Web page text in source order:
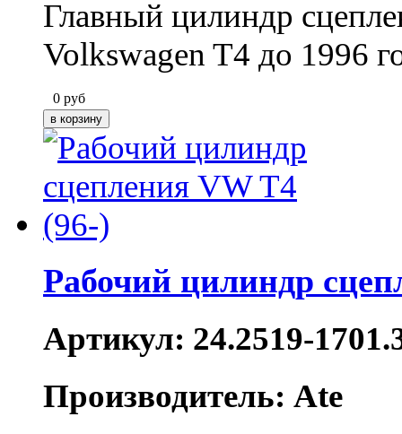
Главный цилиндр
Volkswagen T4 до 1996
0 руб
Рабочий цилиндр
Артикул: 24.2519-
Производитель: Ate